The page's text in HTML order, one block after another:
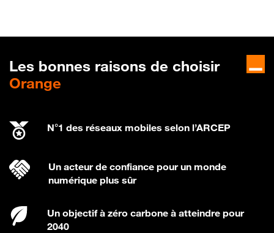
Les bonnes raisons de choisir
Orange
N°1 des réseaux mobiles selon l’ARCEP
Un acteur de confiance pour un monde
numérique plus sûr
Un objectif à zéro carbone à atteindre pour
2040